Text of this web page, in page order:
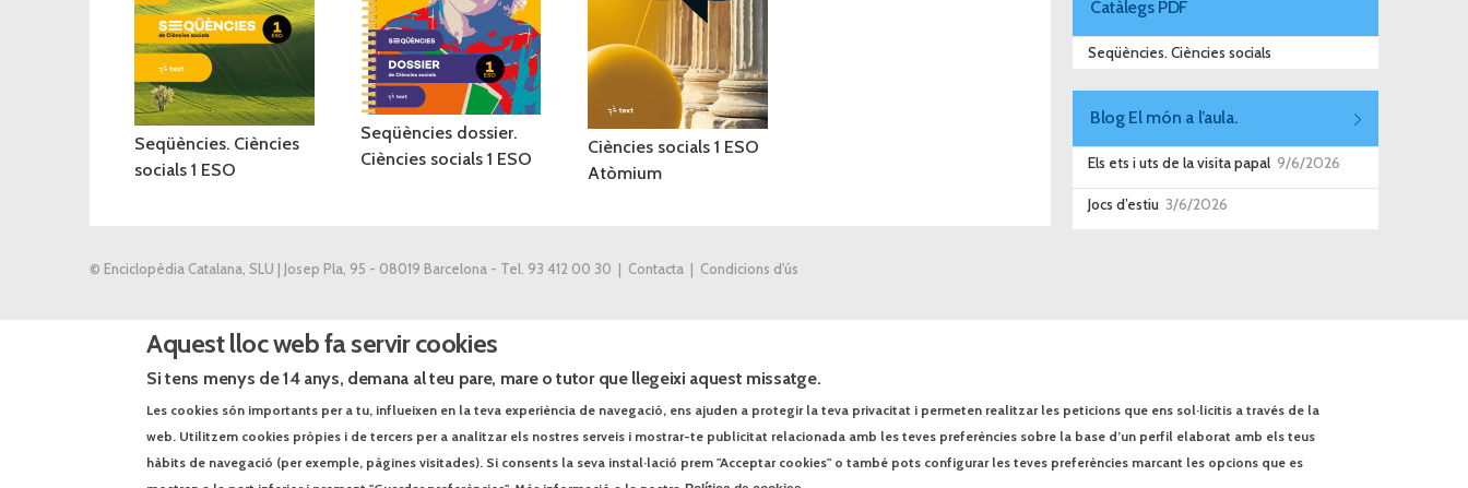
Seqüències. Ciències
socials 1 ESO
Seqüències dossier.
Ciències socials 1 ESO
Ciències socials 1 ESO
Atòmium
Catàlegs PDF
Seqüències. Ciències socials
Blog El món a l’aula.
Els ets i uts de la visita papal 9/6/2026
Jocs d’estiu 3/6/2026
© Enciclopèdia Catalana, SLU | Josep Pla, 95 - 08019 Barcelona - Tel. 93 412 00 30 | Contacta Condicions d'ús
Aquest lloc web fa servir cookies
Si tens menys de 14 anys, demana al teu pare, mare o tutor que llegeixi aquest missatge.
Les cookies són importants per a tu, influeixen en la teva experiència de navegació, ens ajuden a protegir la teva privacitat i permeten realitzar les peticions que ens sol·licitis a través de la
web. Utilitzem cookies pròpies i de tercers per a analitzar els nostres serveis i mostrar-te publicitat relacionada amb les teves preferències sobre la base d’un perfil elaborat amb els teus
hàbits de navegació (per exemple, pàgines visitades). Si consents la seva instal·lació prem "Acceptar cookies" o també pots configurar les teves preferències marcant les opcions que es